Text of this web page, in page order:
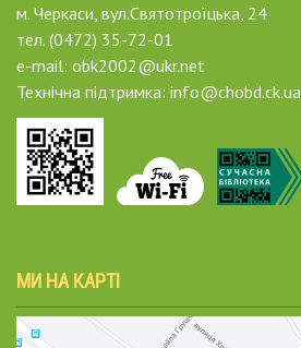
м. Черкаси, вул.Святотроїцька, 24
тел. (0472) 35-72-01
e-mail: obk2002@ukr.net
Технічна підтримка: info@chobd.ck.ua
МИ НА КАРТІ